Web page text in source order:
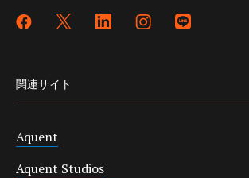
関連サイト
Aquent
Aquent Studios